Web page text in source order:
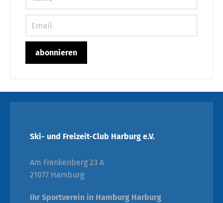
Ski- und Freizeit-Club Harburg e.V.
Am Frankenberg 23 A
21077 Hamburg
Ihr Sportverein in Hamburg Harburg